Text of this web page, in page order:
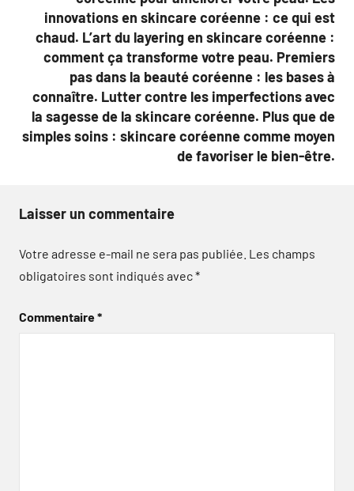
innovations en skincare coréenne : ce qui est
chaud. L’art du layering en skincare coréenne :
comment ça transforme votre peau. Premiers
pas dans la beauté coréenne : les bases à
connaître. Lutter contre les imperfections avec
la sagesse de la skincare coréenne. Plus que de
simples soins : skincare coréenne comme moyen
de favoriser le bien-être.
Laisser un commentaire
Votre adresse e-mail ne sera pas publiée. Les champs
obligatoires sont indiqués avec*
Commentaire*